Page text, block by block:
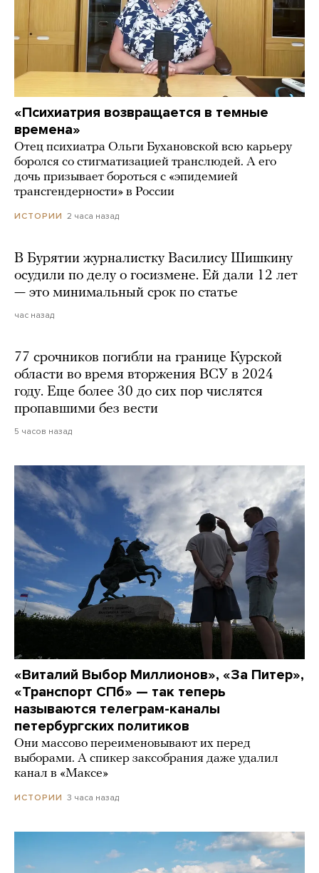
«Психиатрия возвращается в темные
времена»
Отец психиатра Ольги Бухановской всю карьеру
боролся со стигматизацией транслюдей. А его
дочь призывает бороться с «эпидемией
трансгендерности» в России
ИСТОРИИ 2 часа назад
В Бурятии журналистку Василису Шишкину
осудили по делу о госизмене. Ей дали 12 лет
— это минимальный срок по статье
час назад
77 срочников погибли на границе Курской
области во время вторжения ВСУ в 2024
году. Еще более 30 до сих пор числятся
пропавшими без вести
5 часов назад
«Виталий Выбор Миллионов», «За Питер»,
«Транспорт СПб» — так теперь
называются телеграм-каналы
петербургских политиков
Они массово переименовывают их перед
выборами. А спикер заксобрания даже удалил
канал в «Максе»
ИСТОРИИ 3 часа назад